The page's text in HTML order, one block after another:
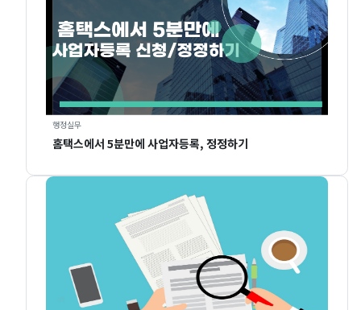
행정실무
홈택스에서 5분만에 사업자등록, 정정하기